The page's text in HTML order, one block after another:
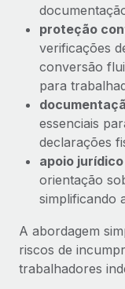
proteção
verificações
conversão
para
essenciais
declarações
apoio
orientação
simplificando
A abordagem
riscos de
trabalhadores